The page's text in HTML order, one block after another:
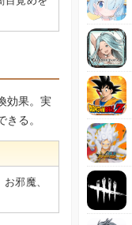
効果。実
る。
邪魔、